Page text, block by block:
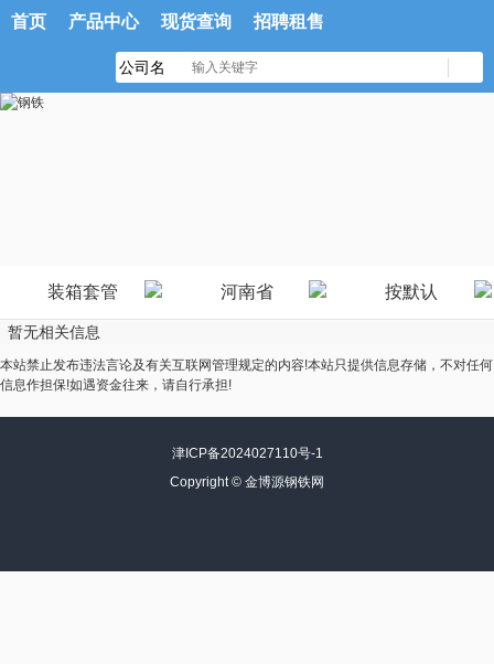
首页 产品中心 现货查询 招聘租售
装箱套管 河南省 按默认
暂无相关信息
本站禁止发布违法言论及有关互联网管理规定的内容!本站只提供信息存储，不对任何
信息作担保!如遇资金往来，请自行承担!
津ICP备2024027110号-1
Copyright © 金博源钢铁网